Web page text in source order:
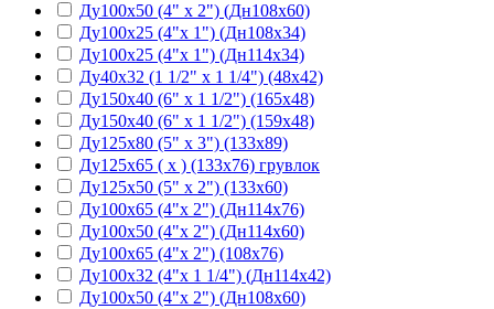
Ду100х50 (4" х 2") (Дн108х60)
Ду100х25 (4"х 1") (Дн108х34)
Ду100х25 (4"х 1") (Дн114х34)
Ду40х32 (1 1/2" х 1 1/4") (48х42)
Ду150х40 (6" х 1 1/2") (165х48)
Ду150х40 (6" х 1 1/2") (159х48)
Ду125х80 (5" х 3") (133х89)
Ду125х65 ( х ) (133х76) грувлок
Ду125х50 (5" х 2") (133х60)
Ду100х65 (4"х 2") (Дн114х76)
Ду100х50 (4"х 2") (Дн114х60)
Ду100х65 (4"х 2") (108х76)
Ду100х32 (4"х 1 1/4") (Дн114х42)
Ду100х50 (4"х 2") (Дн108х60)